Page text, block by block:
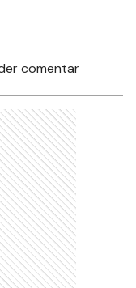
comentar